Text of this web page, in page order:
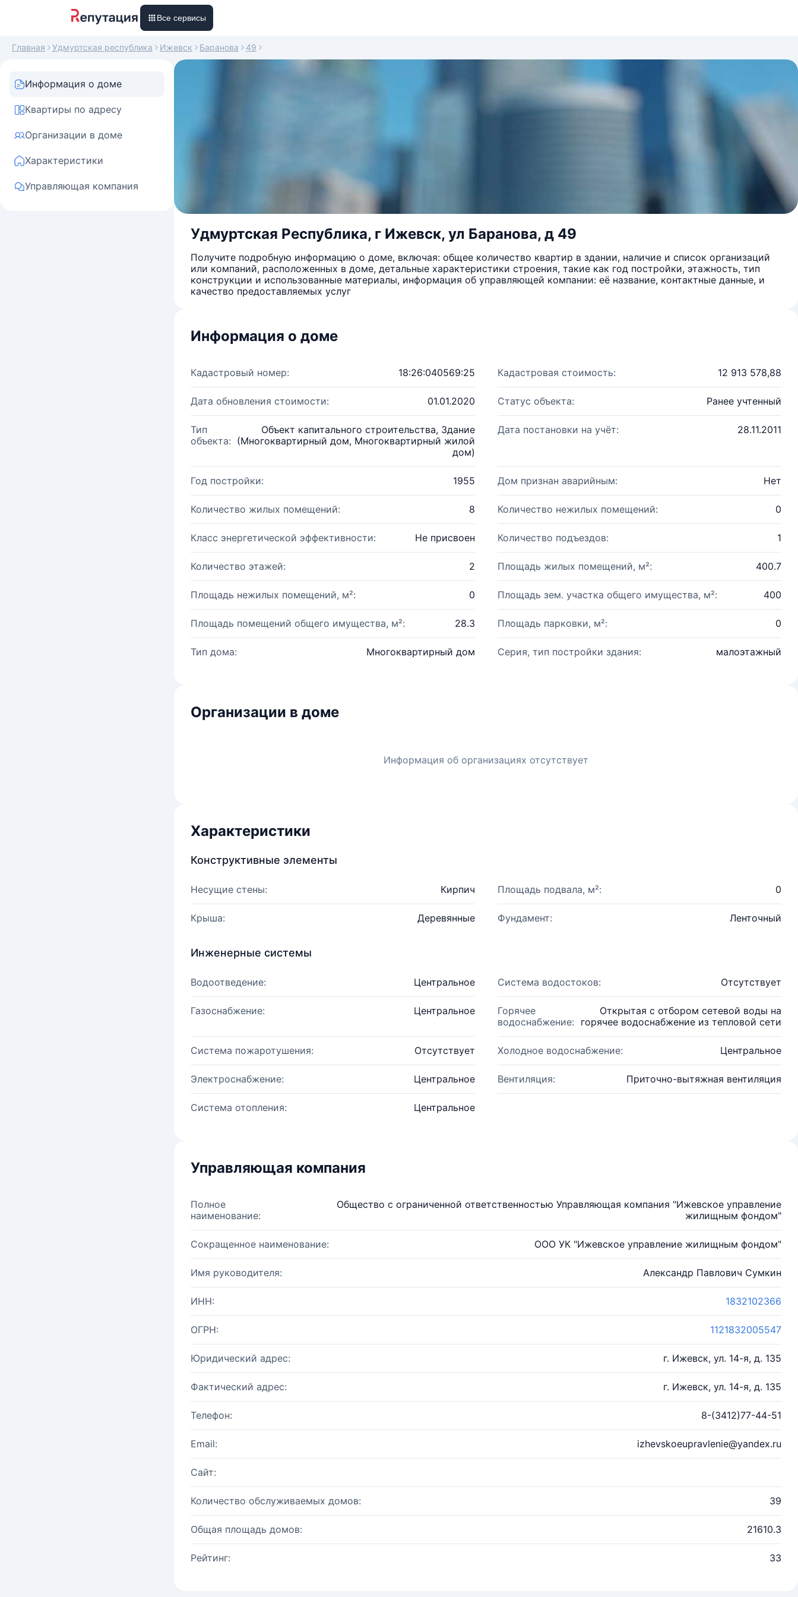
Все сервисы
Главная Удмуртская республика Ижевск Баранова 49
Информация о доме
Квартиры по адресу
Организации в доме
Характеристики
Управляющая компания
Удмуртская Республика, г Ижевск, ул Баранова, д 49
Получите подробную информацию о доме, включая: общее количество квартир в здании, наличие и список организаций
или компаний, расположенных в доме, детальные характеристики строения, такие как год постройки, этажность, тип
конструкции и использованные материалы, информация об управляющей компании: её название, контактные данные, и
качество предоставляемых услуг
Информация о доме
Кадастровый номер: 18:26:040569:25 Кадастровая стоимость: 12 913 578,88
Дата обновления стоимости: 01.01.2020 Статус объекта: Ранее учтенный
Тип
объекта:
Объект капитального строительства, Здание
(Многоквартирный дом, Многоквартирный жилой
дом)
Дата постановки на учёт: 28.11.2011
Год постройки: 1955 Дом признан аварийным: Нет
Количество жилых помещений: 8 Количество нежилых помещений: 0
Класс энергетической эффективности: Не присвоен Количество подъездов: 1
Количество этажей: 2 Площадь жилых помещений, м²: 400.7
Площадь нежилых помещений, м²: 0 Площадь зем. участка общего имущества, м²: 400
Площадь помещений общего имущества, м²: 28.3 Площадь парковки, м²: 0
Тип дома: Многоквартирный дом Серия, тип постройки здания: малоэтажный
Организации в доме
Информация об организациях отсутствует
Характеристики
Конструктивные элементы
Несущие стены: Кирпич Площадь подвала, м²: 0
Крыша: Деревянные Фундамент: Ленточный
Инженерные системы
Водоотведение: Центральное Система водостоков: Отсутствует
Газоснабжение: Центральное
Горячее
водоснабжение:
Открытая с отбором сетевой воды на
горячее водоснабжение из тепловой сети
Система пожаротушения: Отсутствует Холодное водоснабжение: Центральное
Электроснабжение: Центральное Вентиляция: Приточно-вытяжная вентиляция
Система отопления: Центральное
Управляющая компания
Полное
наименование:
Общество с ограниченной ответственностью Управляющая компания "Ижевское управление
жилищным фондом"
Сокращенное наименование: ООО УК "Ижевское управление жилищным фондом"
Имя руководителя: Александр Павлович Сумкин
ИНН: 1832102366
ОГРН: 1121832005547
Юридический адрес: г. Ижевск, ул. 14-я, д. 135
Фактический адрес: г. Ижевск, ул. 14-я, д. 135
Телефон: 8-(3412)77-44-51
Email: izhevskoeupravlenie@yandex.ru
Сайт:
Количество обслуживаемых домов: 39
Общая площадь домов: 21610.3
Рейтинг: 33